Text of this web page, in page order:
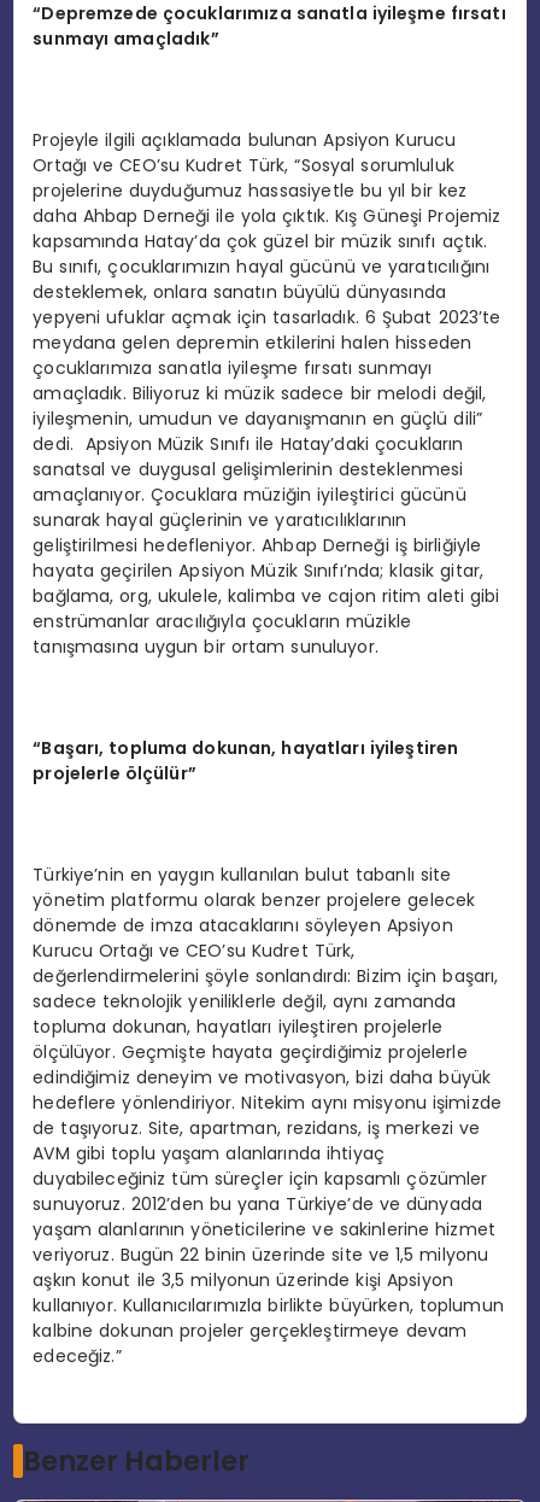
“Depremzede çocuklarımıza sanatla iyileşme fırsatı
sunmayı amaçladık”
Projeyle ilgili açıklamada bulunan Apsiyon Kurucu
Ortağı ve CEO’su Kudret Türk, “Sosyal sorumluluk
projelerine duyduğumuz hassasiyetle bu yıl bir kez
daha Ahbap Derneği ile yola çıktık. Kış Güneşi Projemiz
kapsamında Hatay’da çok güzel bir müzik sınıfı açtık.
Bu sınıfı, çocuklarımızın hayal gücünü ve yaratıcılığını
desteklemek, onlara sanatın büyülü dünyasında
yepyeni ufuklar açmak için tasarladık. 6 Şubat 2023’te
meydana gelen depremin etkilerini halen hisseden
çocuklarımıza sanatla iyileşme fırsatı sunmayı
amaçladık. Biliyoruz ki müzik sadece bir melodi değil,
iyileşmenin, umudun ve dayanışmanın en güçlü dili”
dedi. Apsiyon Müzik Sınıfı ile Hatay’daki çocukların
sanatsal ve duygusal gelişimlerinin desteklenmesi
amaçlanıyor. Çocuklara müziğin iyileştirici gücünü
sunarak hayal güçlerinin ve yaratıcılıklarının
geliştirilmesi hedefleniyor. Ahbap Derneği iş birliğiyle
hayata geçirilen Apsiyon Müzik Sınıfı’nda; klasik gitar,
bağlama, org, ukulele, kalimba ve cajon ritim aleti gibi
enstrümanlar aracılığıyla çocukların müzikle
tanışmasına uygun bir ortam sunuluyor.
“Başarı, topluma dokunan, hayatları iyileştiren
projelerle ölçülür”
Türkiye’nin en yaygın kullanılan bulut tabanlı site
yönetim platformu olarak benzer projelere gelecek
dönemde de imza atacaklarını söyleyen Apsiyon
Kurucu Ortağı ve CEO’su Kudret Türk,
değerlendirmelerini şöyle sonlandırdı: Bizim için başarı,
sadece teknolojik yeniliklerle değil, aynı zamanda
topluma dokunan, hayatları iyileştiren projelerle
ölçülüyor. Geçmişte hayata geçirdiğimiz projelerle
edindiğimiz deneyim ve motivasyon, bizi daha büyük
hedeflere yönlendiriyor. Nitekim aynı misyonu işimizde
de taşıyoruz. Site, apartman, rezidans, iş merkezi ve
AVM gibi toplu yaşam alanlarında ihtiyaç
duyabileceğiniz tüm süreçler için kapsamlı çözümler
sunuyoruz. 2012’den bu yana Türkiye’de ve dünyada
yaşam alanlarının yöneticilerine ve sakinlerine hizmet
veriyoruz. Bugün 22 binin üzerinde site ve 1,5 milyonu
aşkın konut ile 3,5 milyonun üzerinde kişi Apsiyon
kullanıyor. Kullanıcılarımızla birlikte büyürken, toplumun
kalbine dokunan projeler gerçekleştirmeye devam
edeceğiz.”
Benzer Haberler